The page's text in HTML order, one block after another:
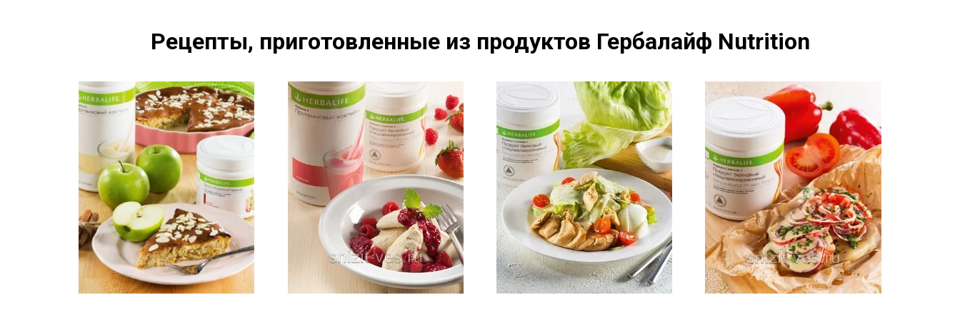
Рецепты, приготовленные из продуктов Гербалайф Nutrition